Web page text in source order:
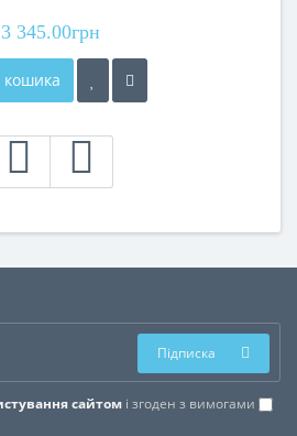
3 345.00грн
сайтом і згоден з вимогами
Підписка